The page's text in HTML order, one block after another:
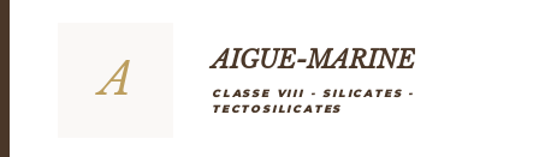
A AIGUE-MARINE
CLASSE VIII - SILICATES -
TECTOSILICATES